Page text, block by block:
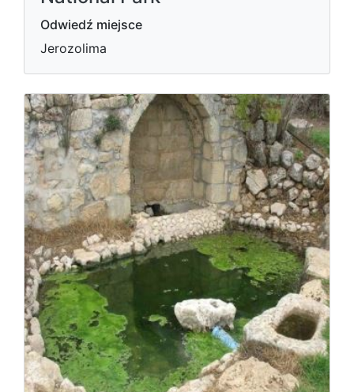
Odwiedź miejsce
Jerozolima